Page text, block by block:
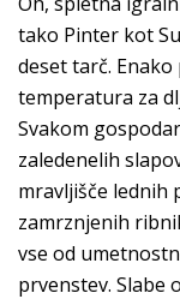
tako Pinter kot
deset tarč.
temperatura za
Svakom
zaledenelih
mravljišče lednih
zamrznjenih
vse od
prvenstev. Slabe